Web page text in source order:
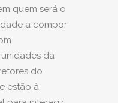
quem será o
a compor
da
do
estão à